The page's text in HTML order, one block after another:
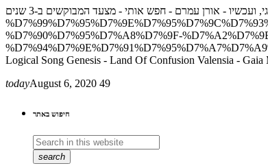
רדיו פלוס חוגג 3 שנים ביום שידורים מיוחד וחגיגי, ועכשיו - אורן עמרם - חפש אותי - מצעד המבוקשים ב-3 שנים https://www.mixcloud.com/radioplusisr/%D7%97%D7%95%D7%92%D7%92%D7%99%D7%9D-
%D7%90%D7%95%D7%A8%D7%9F-
Logical Song Genesis - Land Of Confusion Valensia -
todayAugust 6, 2020 49
חיפוש באתר
search